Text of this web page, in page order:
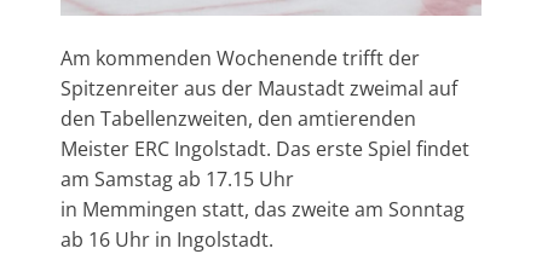
Am kommenden Wochenende trifft der
Spitzenreiter aus der Maustadt zweimal auf
den Tabellenzweiten, den amtierenden
Meister ERC Ingolstadt. Das erste Spiel findet
am Samstag ab 17.15 Uhr
in Memmingen statt, das zweite am Sonntag
ab 16 Uhr in Ingolstadt.